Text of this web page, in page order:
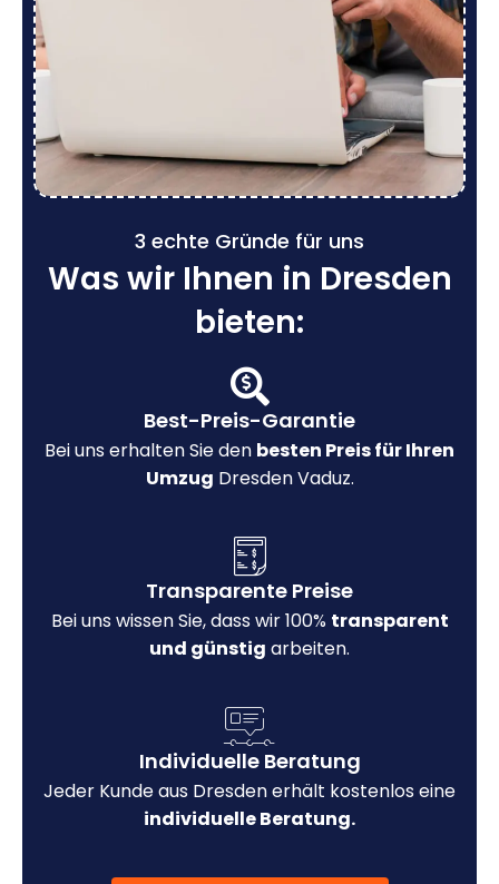
3 echte Gründe für uns
Was wir Ihnen in Dresden
bieten:
Best-Preis-Garantie
Bei uns erhalten Sie den besten Preis für Ihren
Umzug Dresden Vaduz.
Transparente Preise
Bei uns wissen Sie, dass wir 100% transparent
und günstig arbeiten.
Individuelle Beratung
Jeder Kunde aus Dresden erhält kostenlos eine
individuelle Beratung.